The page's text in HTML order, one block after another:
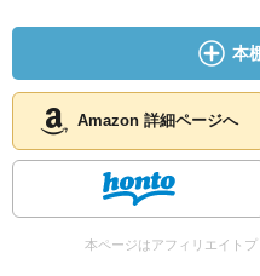
本
Amazon 詳細ページへ
本ページはアフィリエイト